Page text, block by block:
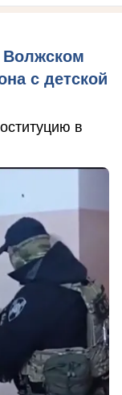
Волжском
с детской
в